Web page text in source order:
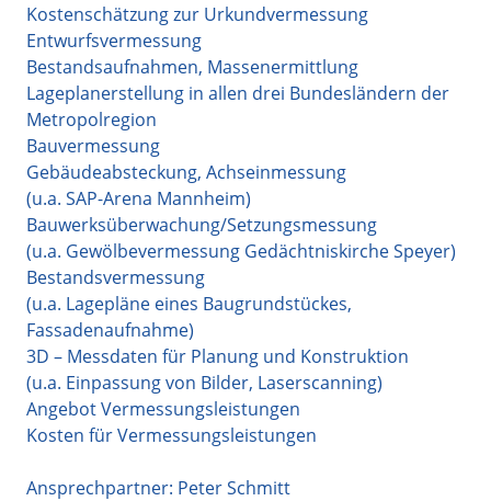
Kostenschätzung zur Urkundvermessung
Entwurfsvermessung
Bestandsaufnahmen, Massenermittlung
Lageplanerstellung in allen drei Bundesländern der
Metropolregion
Bauvermessung
Gebäudeabsteckung, Achseinmessung
(u.a. SAP-Arena Mannheim)
Bauwerksüberwachung/Setzungsmessung
(u.a. Gewölbevermessung Gedächtniskirche Speyer)
Bestandsvermessung
(u.a. Lagepläne eines Baugrundstückes,
Fassadenaufnahme)
3D – Messdaten für Planung und Konstruktion
(u.a. Einpassung von Bilder, Laserscanning)
Angebot Vermessungsleistungen
Kosten für Vermessungsleistungen
Ansprechpartner: Peter Schmitt